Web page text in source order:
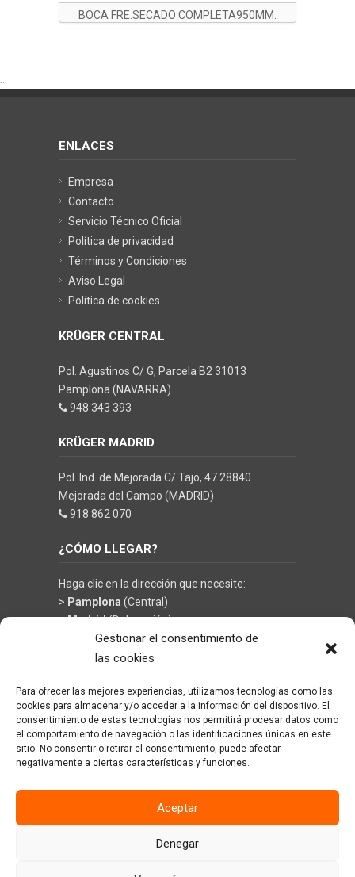
Gestionar el consentimiento de
las cookies
Para ofrecer las mejores experiencias, utilizamos tecnologías como las
cookies para almacenar y/o acceder a la información del dispositivo. El
consentimiento de estas tecnologías nos permitirá procesar datos como
el comportamiento de navegación o las identificaciones únicas en este
sitio. No consentir o retirar el consentimiento, puede afectar
negativamente a ciertas características y funciones.
Aceptar
Denegar
BOCA FRE.SECADO COMPLETA950MM.
ENLACES
Empresa
Contacto
Servicio Técnico Oficial
Política de privacidad
Términos y Condiciones
Aviso Legal
Política de cookies
KRÜGER CENTRAL
Pol. Agustinos C/ G, Parcela B2 31013
Pamplona (NAVARRA)
948 343 393
KRÜGER MADRID
Pol. Ind. de Mejorada C/ Tajo, 47 28840
Mejorada del Campo (MADRID)
918 862 070
¿CÓMO LLEGAR?
Haga clic en la dirección que necesite:
> Pamplona (Central)
>Madrid(Delegación)
© KRÜGER TECHNOLOGY S.L.- Soluciones en
limpieza y climatización